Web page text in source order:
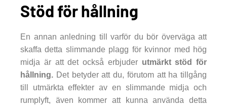
Stöd för hållning
En annan anledning till varför du bör överväga att
skaffa detta slimmande plagg för kvinnor med hög
midja är att det också erbjuder utmärkt stöd för
hållning. Det betyder att du, förutom att ha tillgång
till utmärkta effekter av en slimmande midja och
rumplyft, även kommer att kunna använda detta